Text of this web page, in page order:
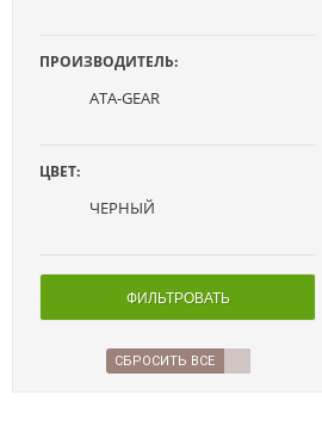
ПРОИЗВОДИТЕЛЬ:
ATA-GEAR
ЦВЕТ:
ЧЕРНЫЙ
ФИЛЬТРОВАТЬ
СБРОСИТЬ ВСЕ